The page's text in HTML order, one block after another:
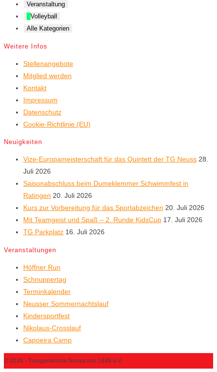
Veranstaltung
Volleyball
Alle Kategorien
Weitere Infos
Stellenangebote
Mitglied werden
Kontakt
Impressum
Datenschutz
Cookie-Richtlinie (EU)
Neuigkeiten
Vize-Europameisterschaft für das Quintett der TG Neuss 28.
Juli 2026
Saisonabschluss beim Dumeklemmer Schwimmfest in
Ratingen 20. Juli 2026
Kurs zur Vorbereitung für das Sportabzeichen 20. Juli 2026
Mit Teamgeist und Spaß – 2. Runde KidsCup 17. Juli 2026
TG Parkplatz 16. Juli 2026
Veranstaltungen
Höffner Run
Schnuppertag
Terminkalender
Neusser Sommernachtslauf
Kindersportfest
Nikolaus-Crosslauf
Capoeira Camp
© 2026 - Turngemeinde Neuss von 1848 e.V.